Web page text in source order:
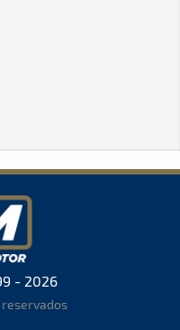
- 2026
reservados